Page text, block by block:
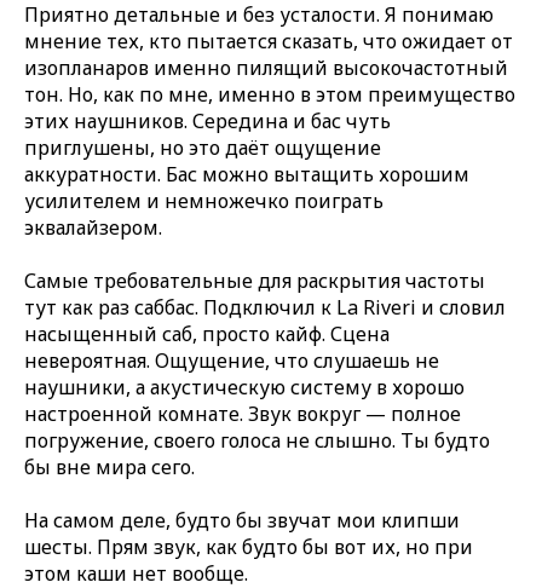
Приятно детальные и без усталости. Я понимаю
мнение тех, кто пытается сказать, что ожидает от
изопланаров именно пилящий высокочастотный
тон. Но, как по мне, именно в этом преимущество
этих наушников. Середина и бас чуть
приглушены, но это даёт ощущение
аккуратности. Бас можно вытащить хорошим
усилителем и немножечко поиграть
эквалайзером.
Самые требовательные для раскрытия частоты
тут как раз саббас. Подключил к La Riveri и словил
насыщенный саб, просто кайф. Сцена
невероятная. Ощущение, что слушаешь не
наушники, а акустическую систему в хорошо
настроенной комнате. Звук вокруг — полное
погружение, своего голоса не слышно. Ты будто
бы вне мира сего.
На самом деле, будто бы звучат мои клипши
шесты. Прям звук, как будто бы вот их, но при
этом каши нет вообще.